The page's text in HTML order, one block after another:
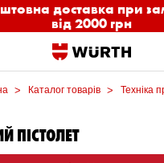
доставка при
від 2000 грн
Каталог товарів Техніка
ПІСТОЛЕТ